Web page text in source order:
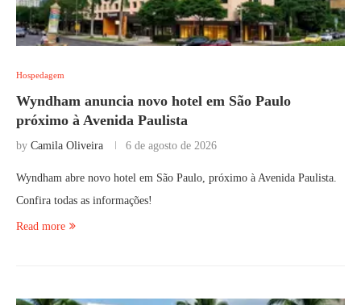
Hospedagem
Wyndham anuncia novo hotel em São Paulo
próximo à Avenida Paulista
by Camila Oliveira 6 de agosto de 2026
Wyndham abre novo hotel em São Paulo, próximo à Avenida Paulista.
Confira todas as informações!
Read more